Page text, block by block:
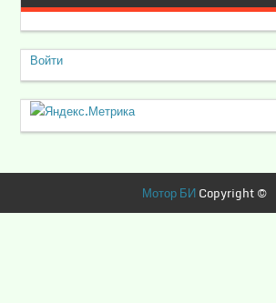
Войти
Мотор БИCopyright ©